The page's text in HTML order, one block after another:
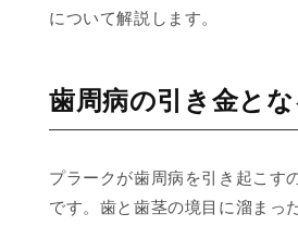
について解説します。
歯周病の引き金とな
プラークが歯周病を引き起こす
です。歯と歯茎の境目に溜まっ